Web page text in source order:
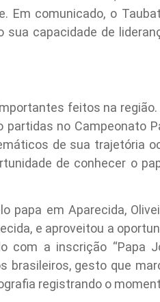
comunicado, o
capacidade de
feitos na
no Campeonato
de sua trajetória
de conhecer o
papa em Aparecida,
e aproveitou a
com a inscrição “Papa
brasileiros, gesto que
registrando o